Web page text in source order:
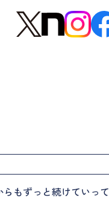
もずっと続けていって